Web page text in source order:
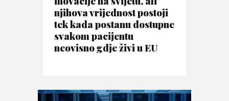
njihova vrijednost postoji
tek kada postanu dostupne
svakom pacijentu
neovisno gdje živi u EU